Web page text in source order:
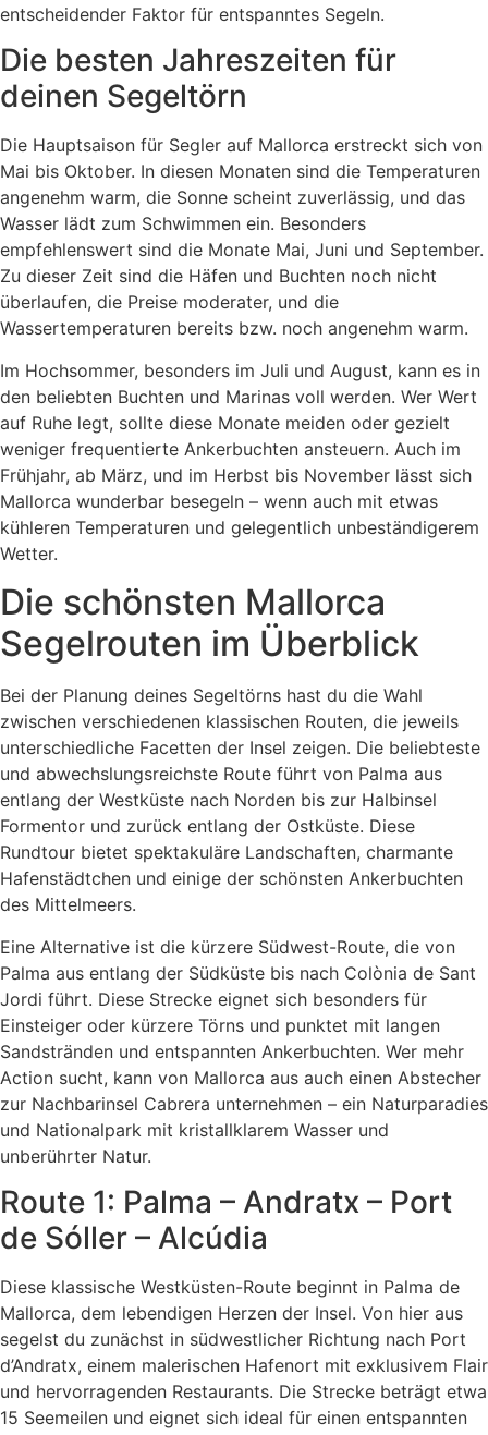
entscheidender Faktor für entspanntes Segeln.
Die besten Jahreszeiten für
deinen Segeltörn
Die Hauptsaison für Segler auf Mallorca erstreckt sich von
Mai bis Oktober. In diesen Monaten sind die Temperaturen
angenehm warm, die Sonne scheint zuverlässig, und das
Wasser lädt zum Schwimmen ein. Besonders
empfehlenswert sind die Monate Mai, Juni und September.
Zu dieser Zeit sind die Häfen und Buchten noch nicht
überlaufen, die Preise moderater, und die
Wassertemperaturen bereits bzw. noch angenehm warm.
Im Hochsommer, besonders im Juli und August, kann es in
den beliebten Buchten und Marinas voll werden. Wer Wert
auf Ruhe legt, sollte diese Monate meiden oder gezielt
weniger frequentierte Ankerbuchten ansteuern. Auch im
Frühjahr, ab März, und im Herbst bis November lässt sich
Mallorca wunderbar besegeln – wenn auch mit etwas
kühleren Temperaturen und gelegentlich unbeständigerem
Wetter.
Die schönsten Mallorca
Segelrouten im Überblick
Bei der Planung deines Segeltörns hast du die Wahl
zwischen verschiedenen klassischen Routen, die jeweils
unterschiedliche Facetten der Insel zeigen. Die beliebteste
und abwechslungsreichste Route führt von Palma aus
entlang der Westküste nach Norden bis zur Halbinsel
Formentor und zurück entlang der Ostküste. Diese
Rundtour bietet spektakuläre Landschaften, charmante
Hafenstädtchen und einige der schönsten Ankerbuchten
des Mittelmeers.
Eine Alternative ist die kürzere Südwest-Route, die von
Palma aus entlang der Südküste bis nach Colònia de Sant
Jordi führt. Diese Strecke eignet sich besonders für
Einsteiger oder kürzere Törns und punktet mit langen
Sandstränden und entspannten Ankerbuchten. Wer mehr
Action sucht, kann von Mallorca aus auch einen Abstecher
zur Nachbarinsel Cabrera unternehmen – ein Naturparadies
und Nationalpark mit kristallklarem Wasser und
unberührter Natur.
Route 1: Palma – Andratx – Port
de Sóller – Alcúdia
Diese klassische Westküsten-Route beginnt in Palma de
Mallorca, dem lebendigen Herzen der Insel. Von hier aus
segelst du zunächst in südwestlicher Richtung nach Port
d’Andratx, einem malerischen Hafenort mit exklusivem Flair
und hervorragenden Restaurants. Die Strecke beträgt etwa
15 Seemeilen und eignet sich ideal für einen entspannten